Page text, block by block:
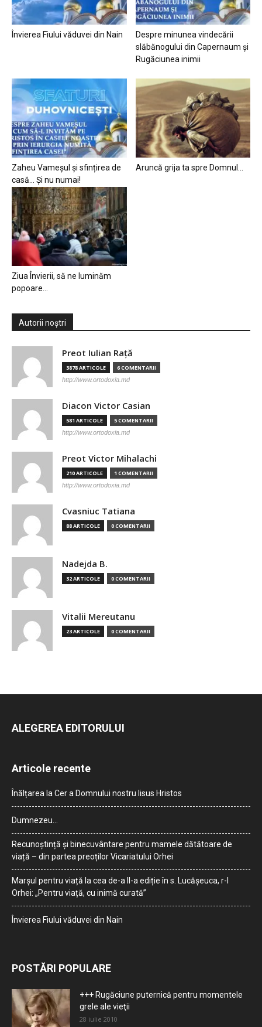
Învierea Fiului văduvei din Nain
Despre minunea vindecării
slăbănogului din Capernaum și
Rugăciunea inimii
Zaheu Vameșul și sfințirea de
casă… Și nu numai!
Aruncă grija ta spre Domnul…
Ziua Învierii, să ne luminăm
popoare…
Autorii noștri
Preot Iulian Raţă
3878 ARTICOLE 6 COMENTARII
http://www.ortodoxia.md
Diacon Victor Casian
581 ARTICOLE 5 COMENTARII
http://www.ortodoxia.md
Preot Victor Mihalachi
210 ARTICOLE 1 COMENTARII
http://www.ortodoxia.md
Cvasniuc Tatiana
88 ARTICOLE 0 COMENTARII
Nadejda B.
32 ARTICOLE 0 COMENTARII
Vitalii Mereutanu
23 ARTICOLE 0 COMENTARII
ALEGEREA EDITORULUI
Articole recente
Înălțarea la Cer a Domnului nostru Iisus Hristos
Dumnezeu…
Recunoștință și binecuvântare pentru mamele dătătoare de
viață – din partea preoților Vicariatului Orhei
Marșul pentru viață la cea de-a II-a ediție în s. Lucășeuca, r-l
Orhei: „Pentru viață, cu inimă curată”
Învierea Fiului văduvei din Nain
POSTĂRI POPULARE
+++ Rugăciune puternică pentru momentele
grele ale vieţii
28 iulie 2010